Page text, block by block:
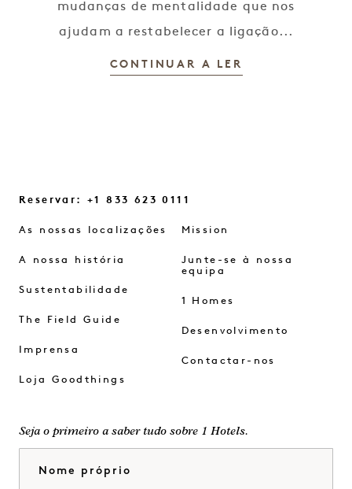
mudanças de mentalidade que nos
ajudam a restabelecer a ligação...
CONTINUAR A LER
Reservar: +1 833 623 0111
As nossas localizações
A nossa história
Sustentabilidade
The Field Guide
Imprensa
Loja Goodthings
Mission
Junte-se à nossa
equipa
1 Homes
Desenvolvimento
Contactar-nos
Seja o primeiro a saber tudo sobre 1 Hotels.